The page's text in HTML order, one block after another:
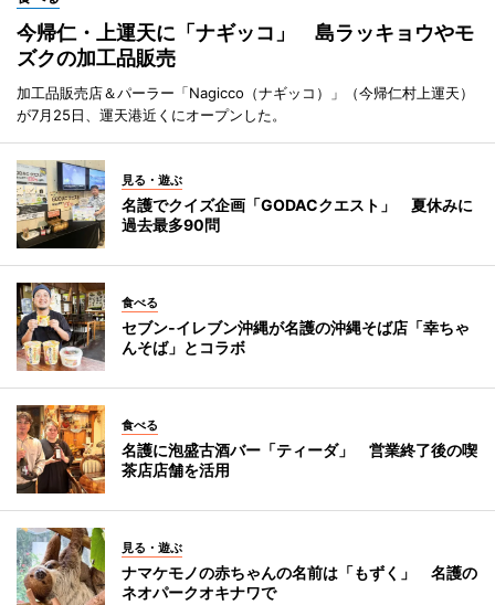
今帰仁・上運天に「ナギッコ」 島ラッキョウやモ
ズクの加工品販売
加工品販売店＆パーラー「Nagicco（ナギッコ）」（今帰仁村上運天）
が7月25日、運天港近くにオープンした。
見る・遊ぶ
名護でクイズ企画「GODACクエスト」 夏休みに
過去最多90問
食べる
セブン‐イレブン沖縄が名護の沖縄そば店「幸ちゃ
んそば」とコラボ
食べる
名護に泡盛古酒バー「ティーダ」 営業終了後の喫
茶店店舗を活用
見る・遊ぶ
ナマケモノの赤ちゃんの名前は「もずく」 名護の
ネオパークオキナワで